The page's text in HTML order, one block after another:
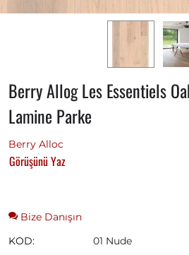
Berry Allog Les Essentiels
Lamine Parke
Berry Alloc
Görüşünü Yaz
Bize Danışın
KOD:
01 Nude